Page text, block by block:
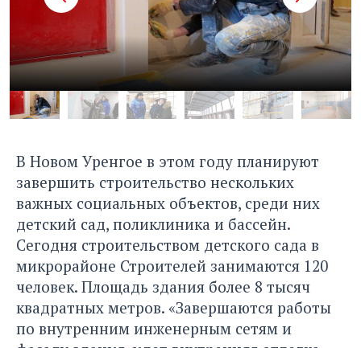
В Новом Уренгое в этом году планируют
завершить строительство нескольких
важных социальных объектов, среди них
детский сад, поликлиника и бассейн.
Сегодня строительством детского сада в
микрорайоне Строителей занимаются 120
человек. Площадь здания более 8 тысяч
квадратных метров. «Завершаются работы
по внутренним инженерным сетям и